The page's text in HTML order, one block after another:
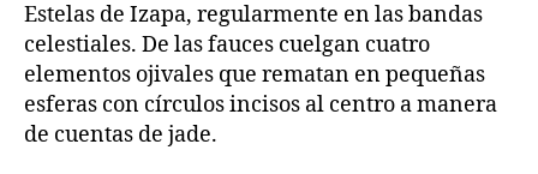
Estelas de Izapa, regularmente en las bandas
celestiales. De las fauces cuelgan cuatro
elementos ojivales que rematan en pequeñas
esferas con círculos incisos al centro a manera
de cuentas de jade.